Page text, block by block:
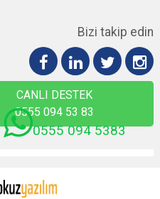
Bizi takip edin
CANLI DESTEK
0555 094 53 83
0555 094 5383